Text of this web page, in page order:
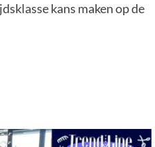
kans maken op de